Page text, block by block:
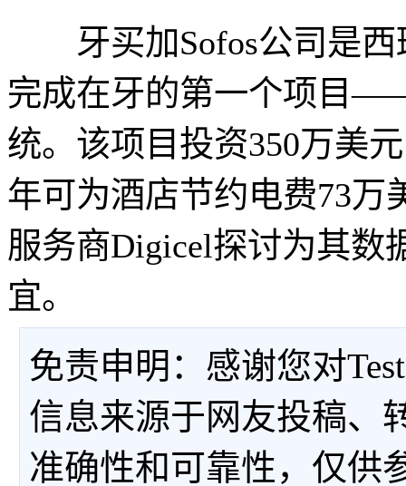
牙买加Sofos公司是西
完成在牙的第一个项目
统。该项目投资350万美
年可为酒店节约电费73万
服务商Digicel探讨为其数
宜。
免责申明：感谢您对
信息来源于网友投稿、
准确性和可靠性，仅供